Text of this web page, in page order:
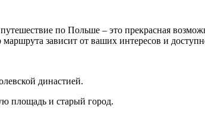
по Польше – это прекрасная
зависит от ваших интересов и
династией.
площадь и старый город.